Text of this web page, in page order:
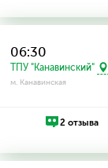
06:30
ТПУ "Канавинский"
м. Канавинская
2 отзыва